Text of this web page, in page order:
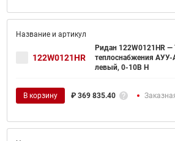
122W0121HR
Ридан 122W0121HR —
теплоснабжения АУУ-
левый, 0-10В H
В корзину ₽ 369 835.40